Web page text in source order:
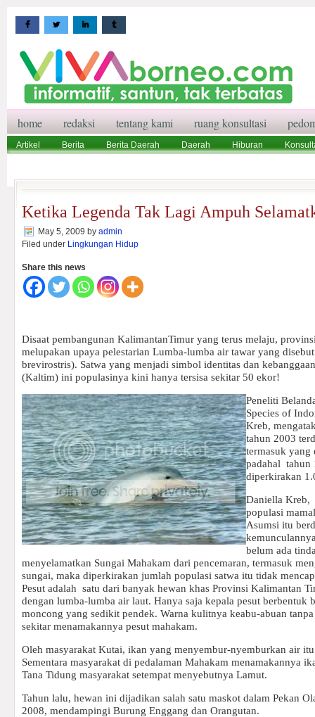
home redaksi tentang kami ruang konsultasi
Artikel Berita Berita Daerah Daerah Hiburan
Ketika Legenda Tak Lagi Ampuh
May 5, 2009 by admin
Filed under Lingkungan Hidup
Share this news
Disaat pembangunan KalimantanTimur yang terus melaju,
melupakan upaya pelestarian Lumba-lumba air tawar yang
brevirostris). Satwa yang menjadi simbol identitas dan
(Kaltim) ini populasinya kini hanya tersisa sekitar 50 ekor!
Peneliti
Species of
Kreb,
tahun 2003
termasuk yang
padahal tahun
diperkirakan
Daniella Kreb,
populasi
Asumsi itu
belum ada
menyelamatkan Sungai Mahakam dari pencemaran, termasuk
sungai, maka diperkirakan jumlah populasi satwa itu tidak
Pesut adalah satu dari banyak hewan khas Provinsi Kalimantan
dengan lumba-lumba air laut. Hanya saja kepala pesut berbentuk
moncong yang sedikit pendek. Warna kulitnya keabu-abuan
sekitar menamakannya pesut mahakam.
Oleh masyarakat Kutai, ikan yang menyembur-nyemburkan air
Sementara masyarakat di pedalaman Mahakam menamakannya
Tana Tidung masyarakat setempat menyebutnya Lamut.
Tahun lalu, hewan ini dijadikan salah satu maskot dalam Pekan
2008, mendampingi Burung Enggang dan Orangutan.